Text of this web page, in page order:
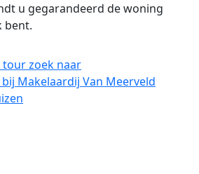
u gegarandeerd de woning
bent.
zoek naar
Makelaardij Van Meerveld